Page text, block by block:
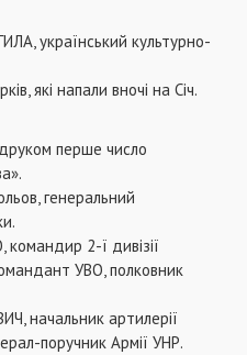
український культурно-
які напали вночі на Січ.
перше число
генеральний
2-ї дивізії
УВО, полковник
начальник артилерії
поручник Армії УНР.